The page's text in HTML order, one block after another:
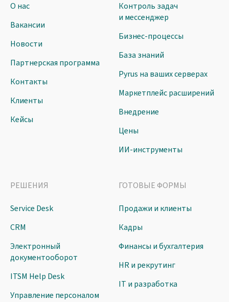
О нас
Вакансии
Новости
Партнерская программа
Контакты
Клиенты
Кейсы
Контроль задач
и мессенджер
Бизнес-процессы
База знаний
Pyrus на ваших серверах
Маркетплейс расширений
Внедрение
Цены
ИИ-инструменты
РЕШЕНИЯ
Service Desk
CRM
Электронный
документооборот
ITSM Help Desk
Управление персоналом
ГОТОВЫЕ ФОРМЫ
Продажи и клиенты
Кадры
Финансы и бухгалтерия
HR и рекрутинг
IT и разработка